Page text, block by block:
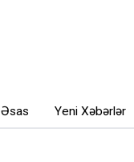
Əsas Yeni Xəbərlər